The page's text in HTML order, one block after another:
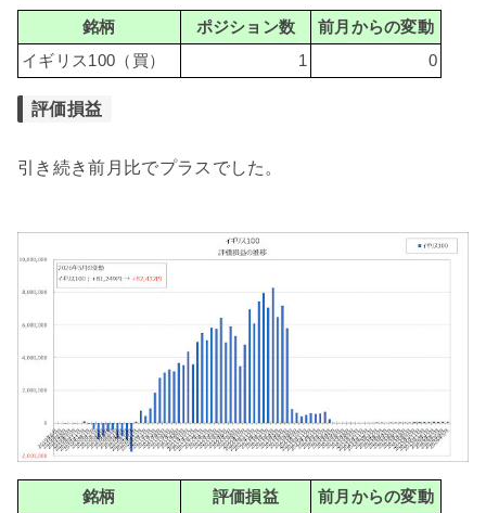
銘柄 ポジション数
前月からの変動
イギリス100（買）
1 0
評価損益
引き続き前月比でプラスでした。
銘柄 評価損益
前月からの変動